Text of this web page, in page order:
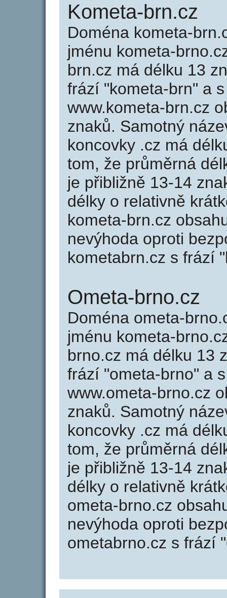
Kometa-brn.cz
Doména kometa-
jménu kometa-
brn.cz má délku 13
frází "kometa-brn" a
www.kometa-brn.cz
znaků. Samotný
koncovky .cz má
tom, že průměrná
je přibližně 13-14
délky o relativně
kometa-brn.cz
nevýhoda oproti
kometabrn.cz s frází
Ometa-brno.cz
Doména ometa-
jménu kometa-
brno.cz má délku 13
frází "ometa-brno" a
www.ometa-brno.cz
znaků. Samotný
koncovky .cz má
tom, že průměrná
je přibližně 13-14
délky o relativně
ometa-brno.cz
nevýhoda oproti
ometabrno.cz s frází